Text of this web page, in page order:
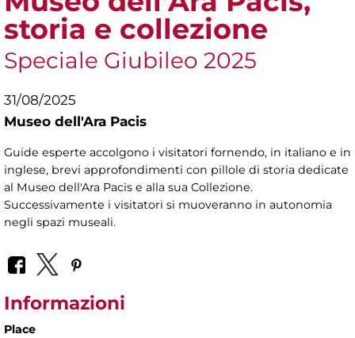
storia e collezione
Speciale Giubileo 2025
31/08/2025
Museo dell'Ara Pacis
Guide esperte accolgono i visitatori fornendo, in italiano e in
inglese, brevi approfondimenti con pillole di storia dedicate
al Museo dell'Ara Pacis e alla sua Collezione.
Successivamente i visitatori si muoveranno in autonomia
negli spazi museali.
Informazioni
Place